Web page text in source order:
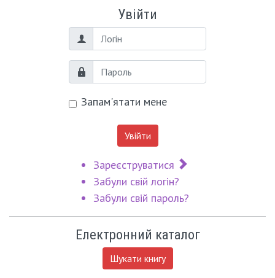
Увійти
Логін
Пароль
Запам'ятати мене
Увійти
Зареєструватися
Забули свій логін?
Забули свій пароль?
Електронний каталог
Шукати книгу